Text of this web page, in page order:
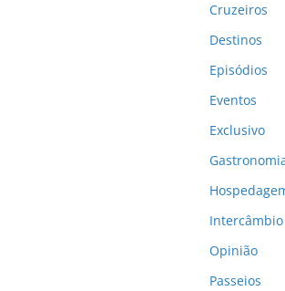
Cruzeiros
Destinos
Episódios
Eventos
Exclusivo
Intercâmbio
Opinião
Passeios